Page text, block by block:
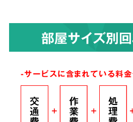
染みついたあ
解決！完全脱臭
部屋サイズ別
-サービスに含まれている料